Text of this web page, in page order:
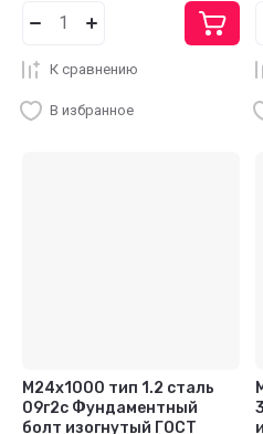
К сравнению
В избранное
М24x1000 тип 1.2 сталь
09г2с Фундаментный
болт изогнутый ГОСТ